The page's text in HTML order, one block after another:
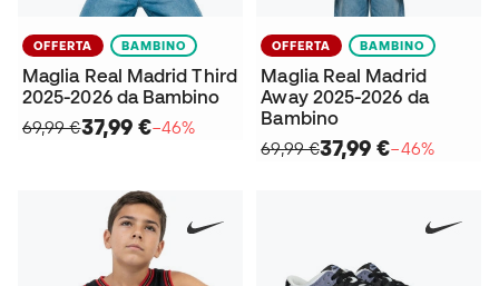
OFFERTA BAMBINO
Maglia Real Madrid Third
2025-2026 da Bambino
69,99 €37,99 €−46%
OFFERTA BAMBINO
Maglia Real Madrid
Away 2025-2026 da
Bambino
69,99 €37,99 €−46%